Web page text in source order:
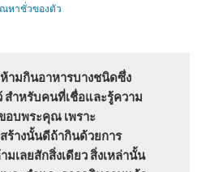
หาชั่วของตัว
ามกินอาหารบางชนิดซึ่ง
สำหรับคนที่เชื่อและรู้ความ
อบพระคุณ เพราะ
ร้างนั้นดีถ้ากินด้วยการ
เลยสักสิ่งเดียว สิ่งเหล่านั้น